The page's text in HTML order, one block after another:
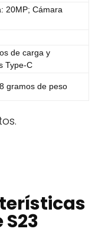
20MP; Cámara
de carga y
Type-C
gramos de peso